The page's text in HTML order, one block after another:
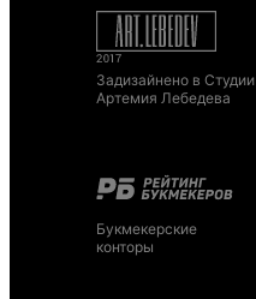
Задизайнено в Студии
Артемия Лебедева
Букмекерские
конторы